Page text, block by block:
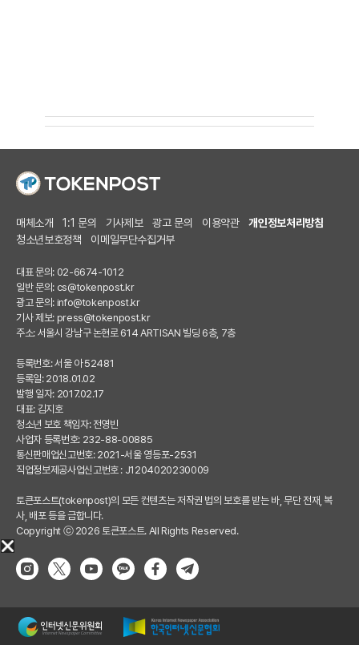
매체소개 1:1 문의 기사제보 광고 문의 이용약관
개인정보처리방침
청소년보호정책
이메일무단수집거부
대표 문의: 02-6674-1012
일반 문의: cs@tokenpost.kr
광고 문의: info@tokenpost.kr
기사 제보: press@tokenpost.kr
주소: 서울시 강남구 논현로 614 ARTISAN 빌딩 6층, 7층
등록번호: 서울 아 52481
등록일: 2018.01.02
발행 일자: 2017.02.17
대표: 김지호
청소년 보호 책임자: 전영빈
사업자 등록번호: 232-88-00885
통신판매업신고번호: 2021-서울 영등포-2531
직업정보제공사업신고번호 : J1204020230009
토큰포스트(tokenpost)의 모든 컨텐츠는 저작권 법의 보호를 받는 바, 무단 전재, 복
사, 배포 등을 금합니다.
Copyright ⓒ 2026 토큰포스트. All Rights Reserved.